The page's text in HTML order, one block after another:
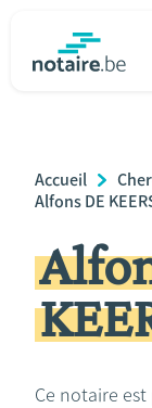
Relations et
Héritage et
Entreprendre
Accueil
Alfons DE
Ce notaire